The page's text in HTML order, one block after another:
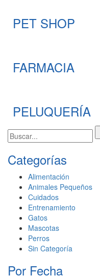
PET SHOP
FARMACIA
PELUQUERÍA
Categorías
Alimentación
Animales Pequeños
Cuidados
Entrenamiento
Gatos
Mascotas
Perros
Sin Categoría
Por Fecha